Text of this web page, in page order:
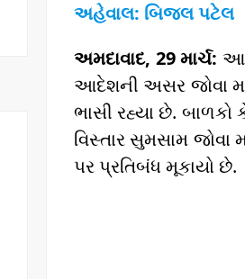
અહેવાલ: બિજલ પટેલ
અમદાવાદ, 29 માર્ચ:
આદેશની અસર જોવા
ભાસી રહ્યા છે.
વિસ્તાર સુમસામ જોવા
પર પ્રતિબંધ મૂકાયો છે.